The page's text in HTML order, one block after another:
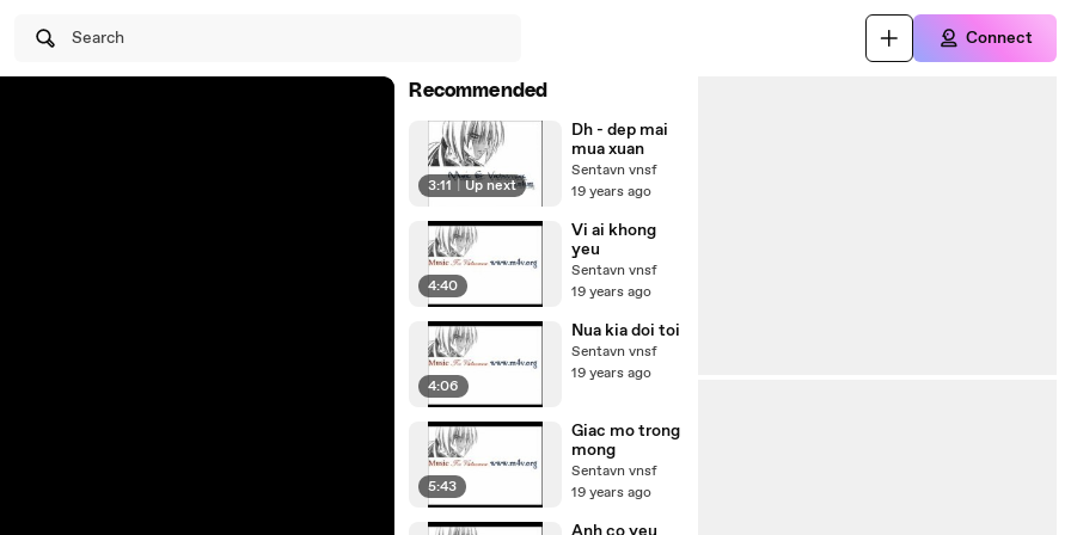
Search Connect
Recommended
3:11 | Up next
Dh - dep mai
mua xuan
Sentavn vnsf
19 years ago
4:40
Vi ai khong
yeu
Sentavn vnsf
19 years ago
4:06
Nua kia doi toi
Sentavn vnsf
19 years ago
5:43
Giac mo trong
mong
Sentavn vnsf
19 years ago